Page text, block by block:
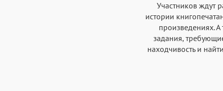
Участников ждут
истории
произведениях.
задания,
находчивость и